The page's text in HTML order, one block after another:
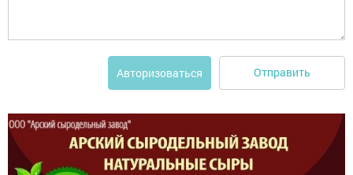
Авторизоваться Отправить